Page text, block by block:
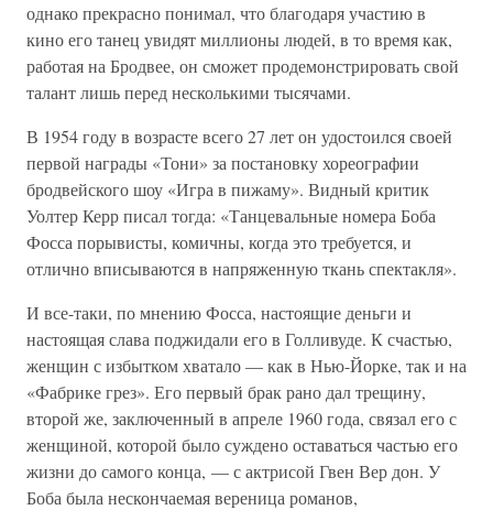
однако прекрасно понимал, что благодаря участию в
кино его танец увидят миллионы людей, в то время как,
работая на Бродвее, он сможет продемонстрировать свой
талант лишь перед несколькими тысячами.
В 1954 году в возрасте всего 27 лет он удостоился своей
первой награды «Тони» за постановку хореографии
бродвейского шоу «Игра в пижаму». Видный критик
Уолтер Керр писал тогда: «Танцевальные номера Боба
Фосса порывисты, комичны, когда это требуется, и
отлично вписываются в напряженную ткань спектакля».
И все-таки, по мнению Фосса, настоящие деньги и
настоящая слава поджидали его в Голливуде. К счастью,
женщин с избытком хватало — как в Нью-Йорке, так и на
«Фабрике грез». Его первый брак рано дал трещину,
второй же, заключенный в апреле 1960 года, связал его с
женщиной, которой было суждено оставаться частью его
жизни до самого конца, — с актрисой Гвен Вер дон. У
Боба была нескончаемая вереница романов,